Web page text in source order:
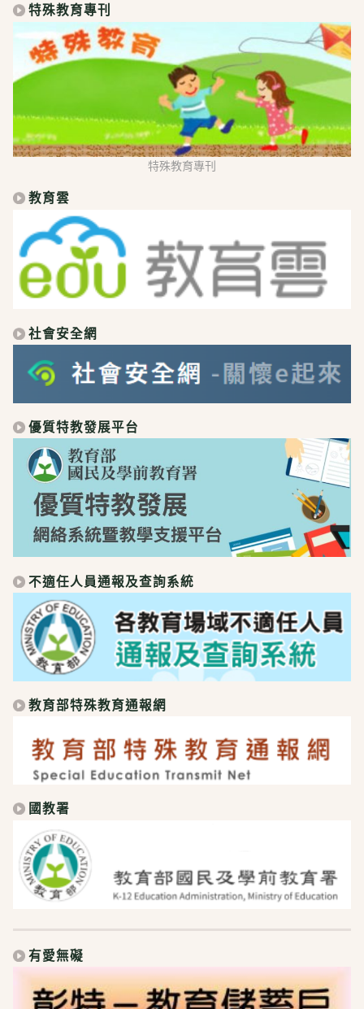
特殊教育專刊
特殊教育專刊
教育雲
社會安全網
優質特教發展平台
不適任人員通報及查詢系統
教育部特殊教育通報網
國教署
有愛無礙